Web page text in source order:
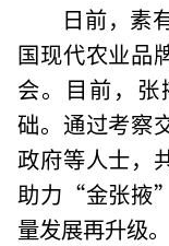
日前，素
国现代农业品
会。目前，
础。通过考察
政府等人士，
助力“金张掖
量发展再升级。